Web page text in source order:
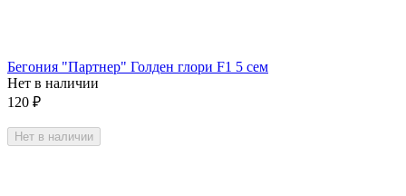
Бегония "Партнер" Голден глори F1 5 сем
Нет в наличии
120 ₽
Нет в наличии